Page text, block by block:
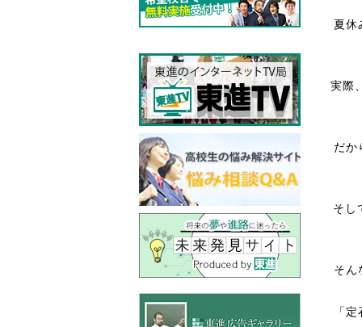
夏休
実際
だか
そし
そん
「